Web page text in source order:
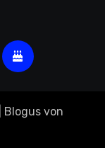
Blogus von